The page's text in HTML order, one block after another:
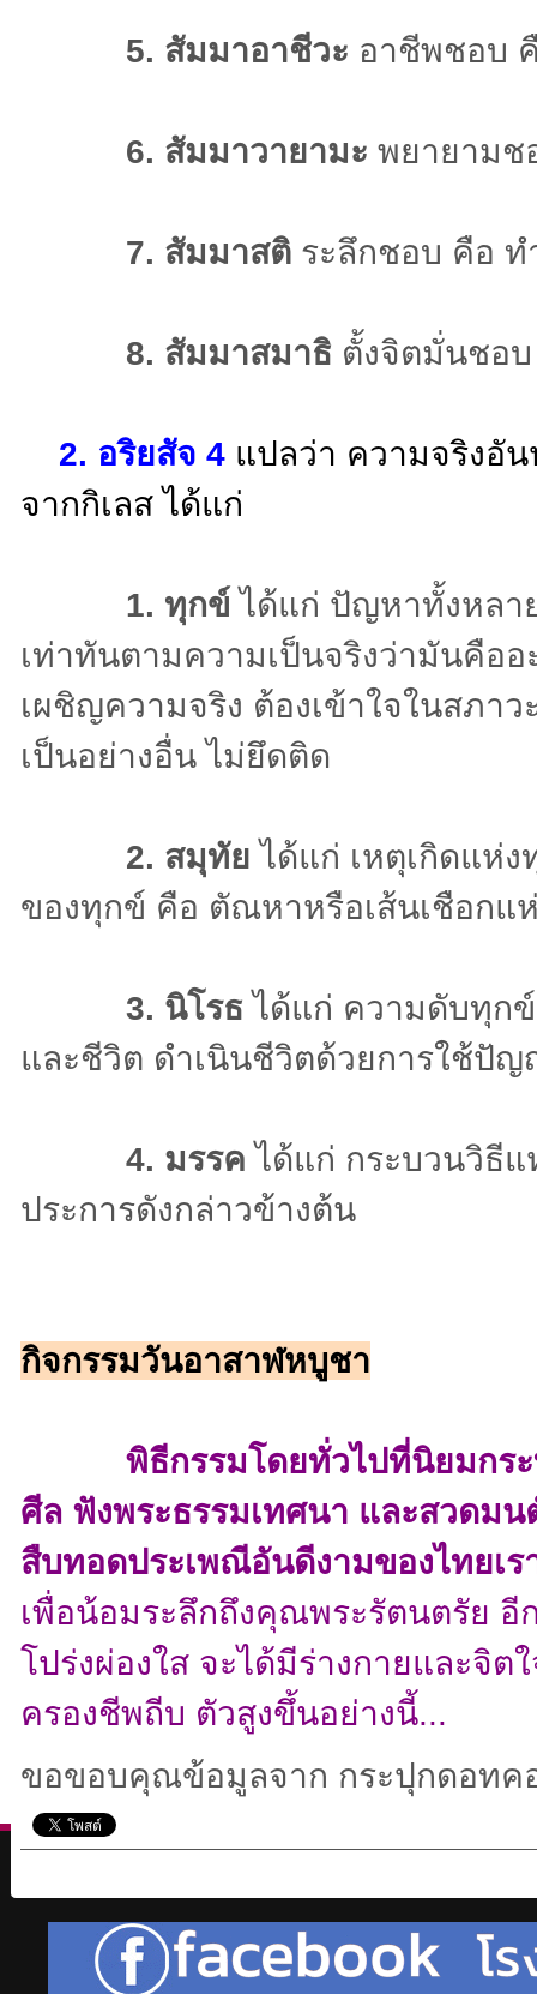
5. สัมมาอาชีวะ อาชีพชอบ
6. สัมมาวายามะ พยายามช
7. สัมมาสติ ระลึกชอบ คือ ท
8. สัมมาสมาธิ ตั้งจิตมั่นชอ
2. อริยสัจ 4 แปลว่า ความจริงอั
จากกิเลส ได้แก่
1. ทุกข์ ได้แก่ ปัญหาทั้งหลา
เท่าทันตามความเป็นจริงว่ามันคือ
เผชิญความจริง ต้องเข้าใจในสภา
เป็นอย่างอื่น ไม่ยึดติด
2. สมุทัย ได้แก่ เหตุเกิดแห่
ของทุกข์ คือ ตัณหาหรือเส้นเชือก
3. นิโรธ ได้แก่ ความดับทุกข์
และชีวิต ดำเนินชีวิตด้วยการใช้ปั
4. มรรค ได้แก่ กระบวนวิธี
ประการดังกล่าวข้างต้น
กิจกรรมวันอาสาฬหบูชา
พิธีกรรมโดยทั่วไปที่นิยมกระท
ศีล ฟังพระธรรมเทศนา และสวดม
สืบทอดประเพณีอันดีงามของไทยเร
เพื่อน้อมระลึกถึงคุณพระรัตนตรัย อี
โปร่งผ่องใส จะได้มีร่างกายและจิ
ครองชีพถีบ ตัวสูงขึ้นอย่างนี้...
ขอขอบคุณข้อมูลจาก กระปุกดอทค